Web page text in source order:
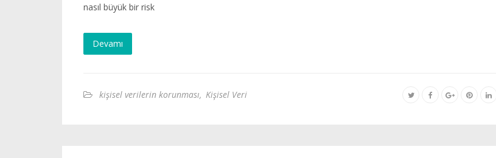
nasıl büyük bir risk
Devamı
kişisel verilerin korunması, Kişisel Veri